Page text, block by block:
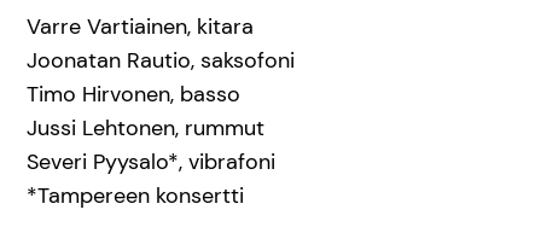
Varre Vartiainen, kitara
Joonatan Rautio, saksofoni
Timo Hirvonen, basso
Jussi Lehtonen, rummut
Severi Pyysalo*, vibrafoni
*Tampereen konsertti